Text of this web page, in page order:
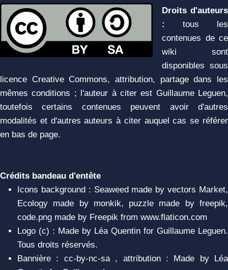
Droits d'auteurs
:
tous les
contenues de ce
wiki sont
disponibles sous
licence Creative Commons, attribution, partage dans les
mêmes conditions ; l'auteur à citer est Guillaume Leguen,
toutefois certains contenues peuvent avoir d'autres
modalités et d'autres auteurs à citer auquel cas se référer
en bas de page.
Crédits bandeau d'entête
Icons background : Seaweed made by vectors Market,
Ecology made by monkik, puzzle made by freepik,
code.png made by Freepik from www.flaticon.com
Logo (c) : Made by Léa Quentin for Guillaume Leguen.
Tous droits réservés.
Bannière : cc-by-nc-sa , attribution : Made by Léa